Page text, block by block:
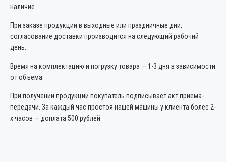
наличие.
При заказе продукции в выходные или праздничные дни,
согласование доставки производится на следующий рабочий
день.
Время на комплектацию и погрузку товара — 1-3 дня в зависимости
от объема.
При получении продукции покупатель подписывает акт приема-
передачи. За каждый час простоя нашей машины у клиента более 2-
х часов — доплата 500 рублей.